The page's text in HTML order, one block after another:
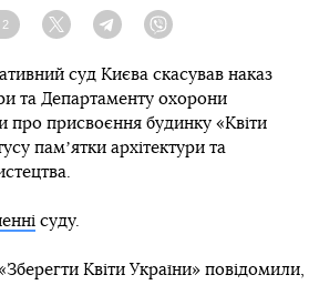
Facebook
2
Twitter TelegramViber
суд Києва скасував наказ
та Департаменту охорони
про присвоєння будинку «Квіти
памʼятки архітектури та
суду.
«Зберегти Квіти України» повідомили,